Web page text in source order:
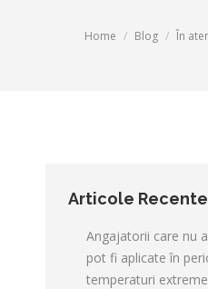
Home Blog În
Articole Recente
Angajatorii care nu
pot fi aplicate în
temperaturi